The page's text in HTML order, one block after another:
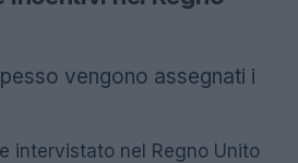
vengono assegnati i
intervistato nel Regno Unito